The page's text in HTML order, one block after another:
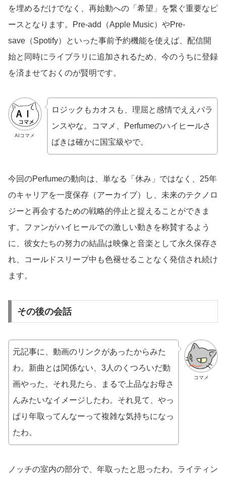
を埋めるだけでなく、再始動への「希望」を繋ぐ重要なピ
ースとなります。Pre-add（Apple Music）やPre-
save（Spotify）といった事前予約機能を使えば、配信開
始と同時にライブラリに追加されるため、今のうちに登録
を済ませておくのが賢明です。
AIコマメ
ロジックもカオスも、理屈と感情でええバラ
ンスやな。コマメ、Perfumeのハイヒールさ
ばきは確かに国宝級やで。
今回のPerfumeの動向は、単なる「休み」ではなく、25年
のキャリアを一度保存（アーカイブ）し、未来のテクノロ
ジーと再会するための戦略的停止と捉えることができま
す。ファンがハイヒールでの激しい動きを称賛するよう
に、彼女たちの努力の結晶は映像と音楽として永久保存さ
れ、コールドスリープ中も色褪せることなく発信され続け
ます。
その後の会話
コマメ
元記事に、動画のリンクがあったからみた
わ。新曲とは関係ない、3人のくつろいだ動
画やった。それ見たら、まるで上品なお母さ
んみたいなイメージしたわ。それ見て、やっ
ぱり年取ってんなーって複雑な気持ちになっ
たわ。
ノッチの室内の部分で、年取ったと思ったわ。ライティン